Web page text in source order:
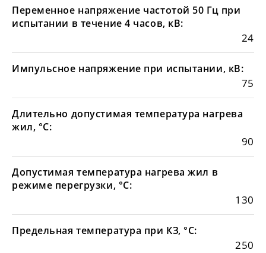
Переменное напряжение частотой 50 Гц при
испытании в течение 4 часов, кВ:
24
Импульсное напряжение при испытании, кВ:
75
Длительно допустимая температура нагрева
жил, °С:
90
Допустимая температура нагрева жил в
режиме перегрузки, °С:
130
Предельная температура при КЗ, °С:
250